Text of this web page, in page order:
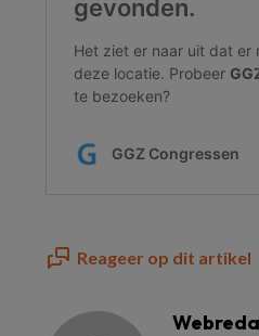
Reageer op dit artikel